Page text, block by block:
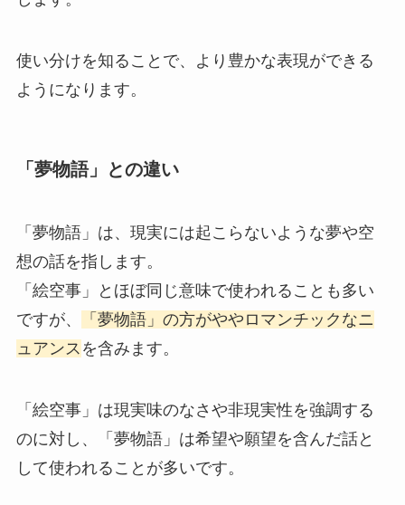
使い分けを知ることで、より豊かな表現ができる
ようになります。
「夢物語」との違い
「夢物語」は、現実には起こらないような夢や空
想の話を指します。
「絵空事」とほぼ同じ意味で使われることも多い
ですが、
「夢物語」の方がややロマンチックなニ
ュアンス を含みます。
「絵空事」は現実味のなさや非現実性を強調する
のに対し、「夢物語」は希望や願望を含んだ話と
して使われることが多いです。